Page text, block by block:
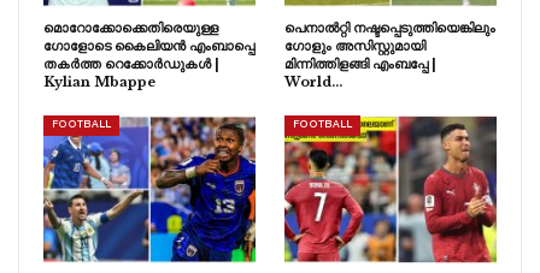
മൊറോക്കോക്കെതിരെയുള്ള
ഗോളോടെ കൈലിയൻ എംബാപ്പെ
തകർത്ത റെക്കോർഡുകൾ |
Kylian Mbappe
പെനാൽറ്റി നഷ്ടപ്പെടുത്തിയെങ്കിലും
ഗോളും അസിസ്റ്റുമായി
മിന്നിത്തിളങ്ങി എംബപ്പേ |
World…
FOOTBALL FOOTBALL